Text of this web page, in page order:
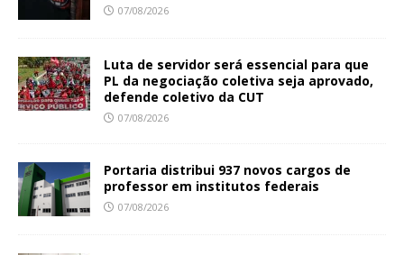
07/08/2026
Luta de servidor será essencial para que
PL da negociação coletiva seja aprovado,
defende coletivo da CUT
07/08/2026
Portaria distribui 937 novos cargos de
professor em institutos federais
07/08/2026